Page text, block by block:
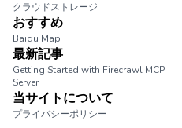
クラウドストレージ
おすすめ
Baidu Map
最新記事
Getting Started with Firecrawl MCP
Server
当サイトについて
プライバシーポリシー